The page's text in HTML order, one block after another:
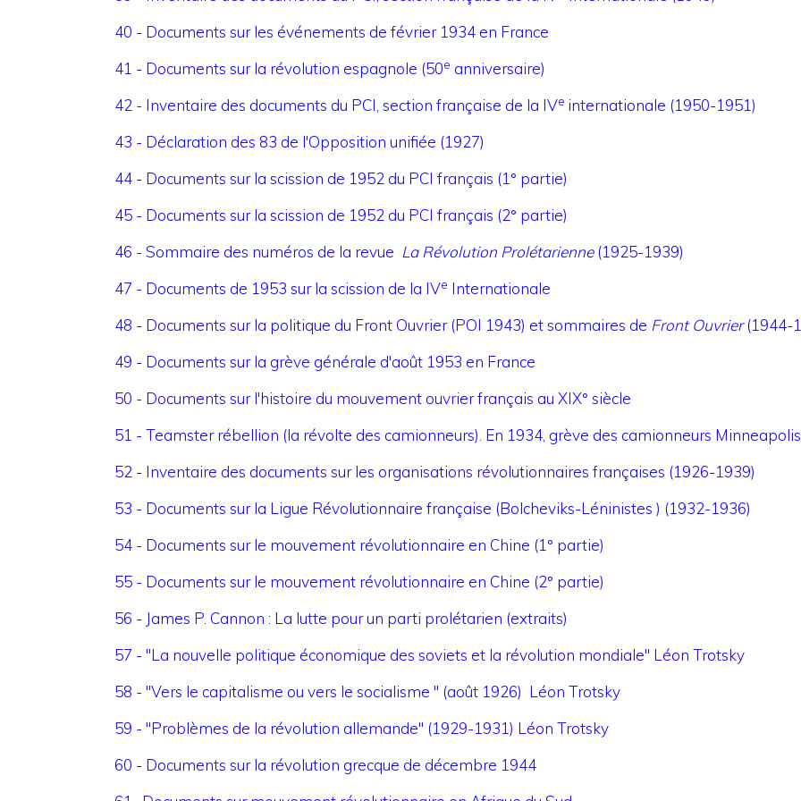
40 - Documents sur les événements de février 1934 en France
41 - Documents sur la révolution espagnole (50e anniversaire)
42 - Inventaire des documents du PCI, section française de la IVe internationale (1950-1951)
43 - Déclaration des 83 de l'Opposition unifiée (1927)
44 - Documents sur la scission de 1952 du PCI français (1° partie)
45 - Documents sur la scission de 1952 du PCI français (2° partie)
46 - Sommaire des numéros de la revue La Révolution Prolétarienne(1925-1939)
47 - Documents de 1953 sur la scission de la IVe Internationale
48 - Documents sur la politique du Front Ouvrier (POI 1943) et sommaires de Front Ouvrier(1944-
49 - Documents sur la grève générale d'août 1953 en France
50 - Documents sur l'histoire du mouvement ouvrier français au XIX° siècle
51 - Teamster rébellion (la révolte des camionneurs). En 1934, grève des camionneurs
52 - Inventaire des documents sur les organisations révolutionnaires françaises (1926-1939)
53 - Documents sur la Ligue Révolutionnaire française (Bolcheviks-Léninistes ) (1932-1936)
54 - Documents sur le mouvement révolutionnaire en Chine (1° partie)
55 - Documents sur le mouvement révolutionnaire en Chine (2° partie)
56 - James P. Cannon : La lutte pour un parti prolétarien (extraits)
57 - "La nouvelle politique économique des soviets et la révolution mondiale" Léon Trotsky
58 - "Vers le capitalisme ou vers le socialisme " (août 1926) Léon Trotsky
59 - "Problèmes de la révolution allemande" (1929-1931) Léon Trotsky
60 - Documents sur la révolution grecque de décembre 1944